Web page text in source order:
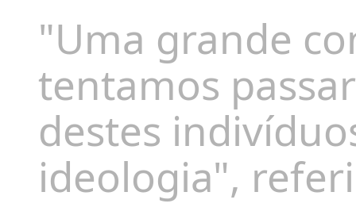
"Uma grande
tentamos
destes
ideologia",